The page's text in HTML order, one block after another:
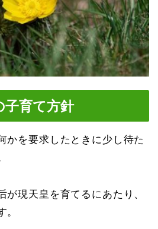
子育て方針
かを要求したときに少し待た
が現天皇を育てるにあたり、
。